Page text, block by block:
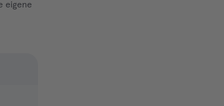
eigene